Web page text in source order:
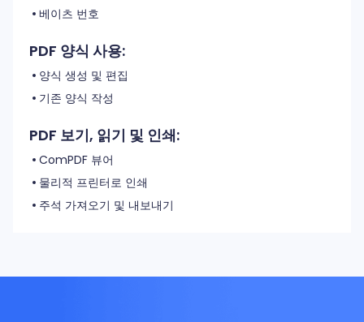
베이츠 번호
PDF 양식 사용:
양식 생성 및 편집
기존 양식 작성
PDF 보기, 읽기 및 인쇄:
ComPDF 뷰어
물리적 프린터로 인쇄
주석 가져오기 및 내보내기